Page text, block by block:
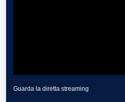
Guarda la diretta streaming